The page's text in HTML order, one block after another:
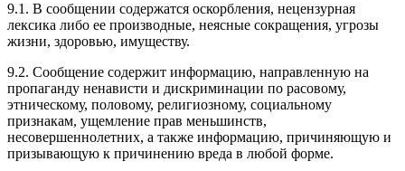
9.1. В сообщении содержатся оскорбления, нецензурная
лексика либо ее производные, неясные сокращения, угрозы
жизни, здоровью, имуществу.
9.2. Сообщение содержит информацию, направленную на
пропаганду ненависти и дискриминации по расовому,
этническому, половому, религиозному, социальному
признакам, ущемление прав меньшинств,
несовершеннолетних, а также информацию, причиняющую и
призывающую к причинению вреда в любой форме.